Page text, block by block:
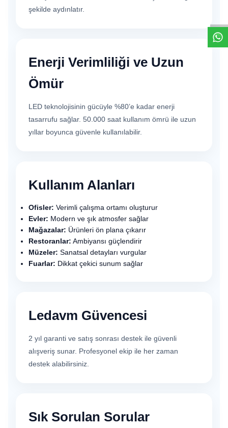
şekilde aydınlatır.
Enerji Verimliliği ve Uzun
Ömür
LED teknolojisinin gücüyle %80’e kadar enerji
tasarrufu sağlar. 50.000 saat kullanım ömrü ile uzun
yıllar boyunca güvenle kullanılabilir.
Kullanım Alanları
Ofisler: Verimli çalışma ortamı oluşturur
Evler: Modern ve şık atmosfer sağlar
Mağazalar: Ürünleri ön plana çıkarır
Restoranlar: Ambiyansı güçlendirir
Müzeler: Sanatsal detayları vurgular
Fuarlar: Dikkat çekici sunum sağlar
Ledavm Güvencesi
2 yıl garanti ve satış sonrası destek ile güvenli
alışveriş sunar. Profesyonel ekip ile her zaman
destek alabilirsiniz.
Sık Sorulan Sorular